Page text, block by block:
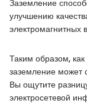
Заземление
улучшению
электромагнитных
Таким образом,
заземление может
Вы ощутите
электросетевой